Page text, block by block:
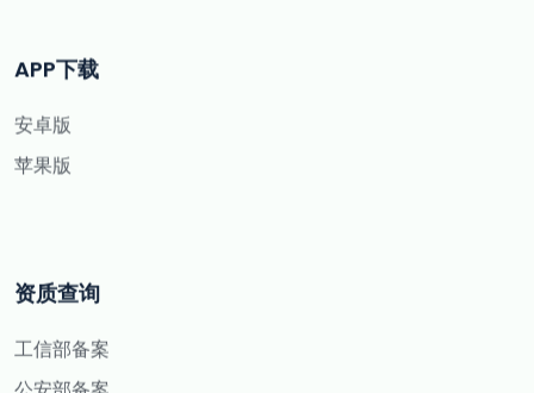
APP下载
安卓版
苹果版
资质查询
工信部备案